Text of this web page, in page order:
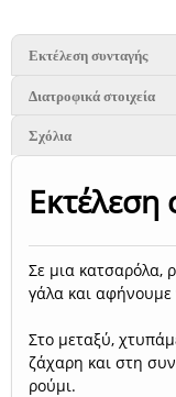
Εκτέλεση συνταγής
Διατροφικά στοιχεία
Σχόλια
Εκτέλεση
Σε μια κατσαρόλα,
γάλα και
Στο μεταξύ,
ζάχαρη και στη
ρούμι.